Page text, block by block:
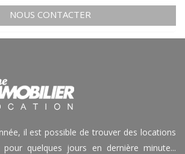
NOUS CONTACTER
il est possible de trouver des locations
quelques jours en dernière minute...